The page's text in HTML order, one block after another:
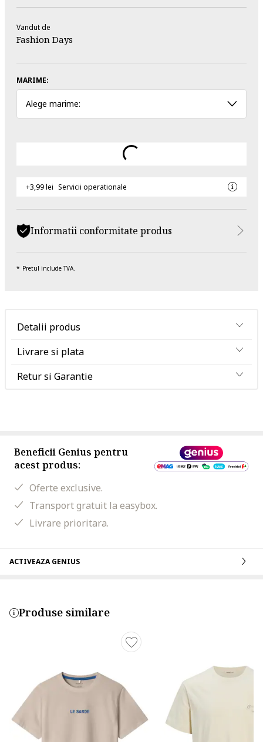
Vandut de
Fashion Days
MARIME:
Alege marime:
+3,99 lei Servicii operationale
Informatii conformitate produs
Pretul include TVA.
Detalii produs
Livrare si plata
Retur si Garantie
Beneficii Genius pentru
acest produs:
Oferte exclusive.
Transport gratuit la easybox.
Livrare prioritara.
ACTIVEAZA GENIUS
Produse similare